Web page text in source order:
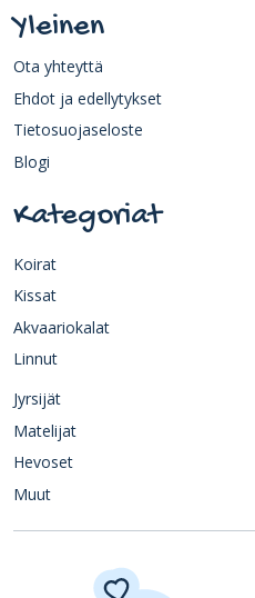
Yleinen
Ota yhteyttä
Ehdot ja edellytykset
Tietosuojaseloste
Blogi
Kategoriat
Koirat
Kissat
Akvaariokalat
Linnut
Jyrsijät
Matelijat
Hevoset
Muut